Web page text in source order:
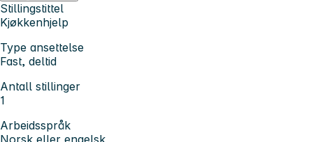
Stillingstittel
Kjøkkenhjelp
Type ansettelse
Fast, deltid
Antall stillinger
1
Arbeidsspråk
Norsk eller engelsk